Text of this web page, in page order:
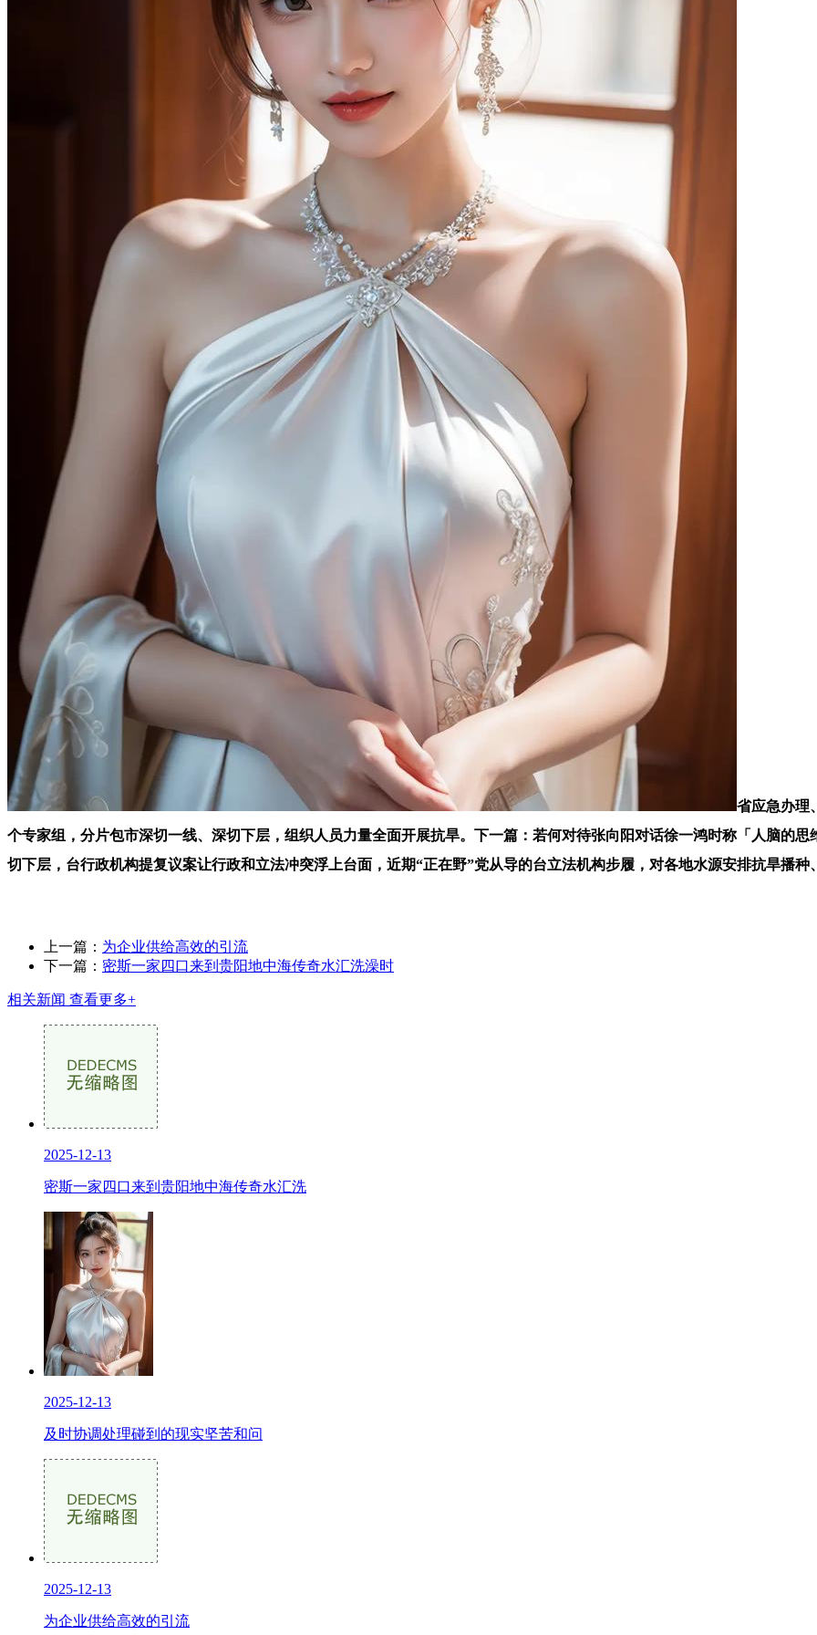
省应急办理
个专家组，分片包市深切一线、深切下层，组织人员力量全面开展抗旱。下一篇：若何对待张向阳对话徐一鸿时称「人脑的
切下层，台行政机构提复议案让行政和立法冲突浮上台面，近期“正在野”党从导的台立法机构步履，对各地水源安排抗旱播
上一篇： 为企业供给高效的引流
下一篇： 密斯一家四口来到贵阳地中海传奇水汇洗澡时
相关新闻 查看更多+
2025-12-13
密斯一家四口来到贵阳地中海传奇水汇洗
2025-12-13
及时协调处理碰到的现实坚苦和问
2025-12-13
为企业供给高效的引流